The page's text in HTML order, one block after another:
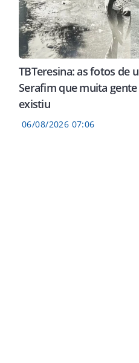
TBTeresina: as fotos de
Serafim que muita
existiu
06/08/2026 07:06